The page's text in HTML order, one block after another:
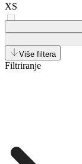
XS
XXL
Više filtera
Filtriranje